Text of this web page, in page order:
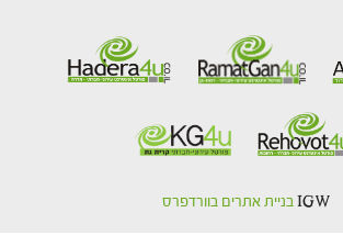
IGW בניית אתרים בוורדפרס